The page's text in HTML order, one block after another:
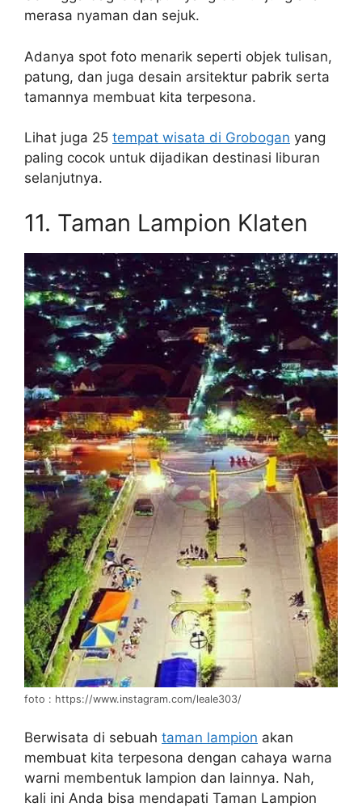
merasa nyaman dan sejuk.
Adanya spot foto menarik seperti objek tulisan,
patung, dan juga desain arsitektur pabrik serta
tamannya membuat kita terpesona.
Lihat juga 25 tempat wisata di Grobogan yang
paling cocok untuk dijadikan destinasi liburan
selanjutnya.
11. Taman Lampion Klaten
foto : https://www.instagram.com/leale303/
Berwisata di sebuah taman lampion akan
membuat kita terpesona dengan cahaya warna
warni membentuk lampion dan lainnya. Nah,
kali ini Anda bisa mendapati Taman Lampion